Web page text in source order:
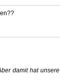
damit hat unsere